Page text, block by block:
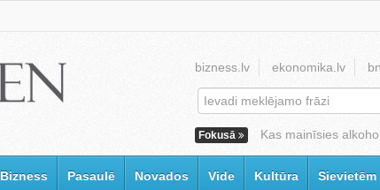
bizness.lv ekonomika.lv
Fokusā Kas mainīsies
Bizness Pasaulē Novados Vide Kultūra Sievietēm